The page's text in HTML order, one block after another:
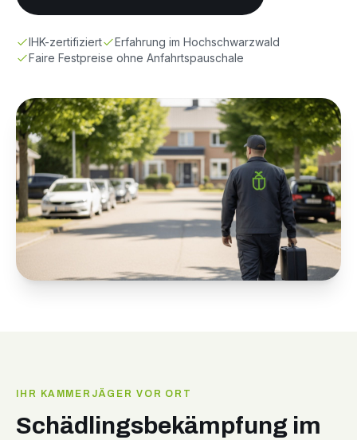
IHK-zertifiziert
Erfahrung im Hochschwarzwald
Faire Festpreise ohne Anfahrtspauschale
IHR KAMMERJÄGER VOR ORT
Schädlingsbekämpfung im